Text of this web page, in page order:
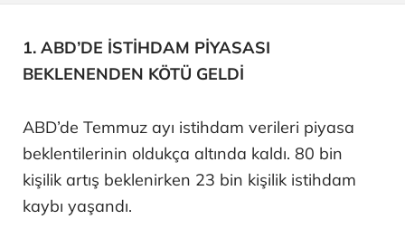
1. ABD’DE İSTİHDAM PİYASASI
BEKLENENDEN KÖTÜ GELDİ
ABD’de Temmuz ayı istihdam verileri piyasa
beklentilerinin oldukça altında kaldı. 80 bin
kişilik artış beklenirken 23 bin kişilik istihdam
kaybı yaşandı.